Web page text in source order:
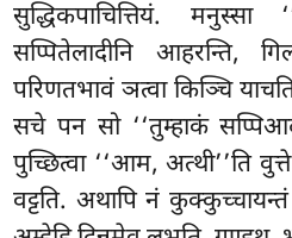
सुद्धिकपाचित्तियं. मनुस्सा
सप्पितेलादीनि आहरन्ति,
परिणतभावं ञत्वा किञ्चि
सचे पन सो ‘‘तुम्हाकं
पुच्छित्वा ‘‘आम, अत्थी’’ति
वट्टति. अथापि नं कुक्कुच्चायन्तं